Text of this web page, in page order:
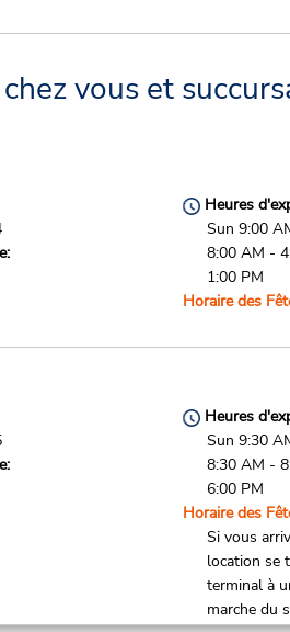
vous et
Heures
Sun 9:00
8:00 AM -
1:00 PM
Horaire des
Heures
Sun 9:30
8:30 AM -
6:00 PM
Horaire des
Si vous
location se
terminal à
marche du